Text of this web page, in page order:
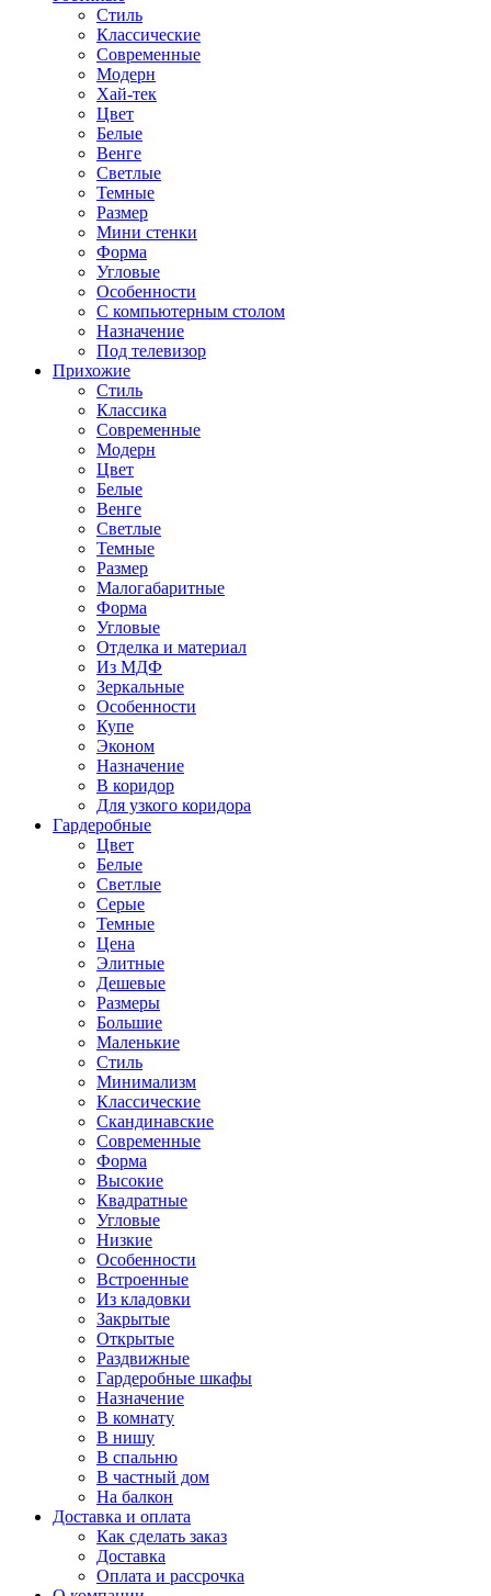
Стиль
Классические
Современные
Модерн
Хай-тек
Цвет
Белые
Венге
Светлые
Темные
Размер
Мини стенки
Форма
Угловые
Особенности
С компьютерным столом
Назначение
Под телевизор
Прихожие
Стиль
Классика
Современные
Модерн
Цвет
Белые
Венге
Светлые
Темные
Размер
Малогабаритные
Форма
Угловые
Отделка и материал
Из МДФ
Зеркальные
Особенности
Купе
Эконом
Назначение
В коридор
Для узкого коридора
Гардеробные
Цвет
Белые
Светлые
Серые
Темные
Цена
Элитные
Дешевые
Размеры
Большие
Маленькие
Стиль
Минимализм
Классические
Скандинавские
Современные
Форма
Высокие
Квадратные
Угловые
Низкие
Особенности
Встроенные
Из кладовки
Закрытые
Открытые
Раздвижные
Гардеробные шкафы
Назначение
В комнату
В нишу
В спальню
В частный дом
На балкон
Доставка и оплата
Как сделать заказ
Доставка
Оплата и рассрочка